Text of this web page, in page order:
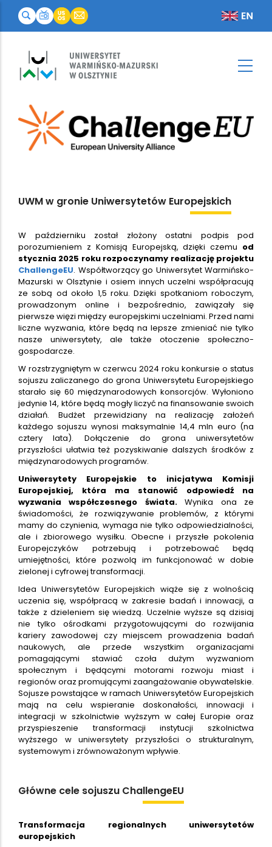
UWM w gronie Uniwersytetów Europejskich
W październiku został złożony ostatni podpis pod
porozumieniem z Komisją Europejską, dzięki czemu od
stycznia 2025 roku rozpoczynamy realizację projektu
ChallengeEU. Współtworzący go Uniwersytet Warmińsko-
Mazurski w Olsztynie i osiem innych uczelni współpracują
ze sobą od około 1,5 roku. Dzięki spotkaniom roboczym,
prowadzonym online i bezpośrednio, zawiązały się
pierwsze więzi między europejskimi uczelniami. Przed nami
liczne wyzwania, które będą na lepsze zmieniać nie tylko
nasze uniwersytety, ale także otoczenie społeczno-
gospodarcze.
W rozstrzygniętym w czerwcu 2024 roku konkursie o status
sojuszu zaliczanego do grona Uniwersytetu Europejskiego
starało się 60 międzynarodowych konsorcjów. Wyłoniono
jedynie 14, które będą mogły liczyć na finansowanie swoich
działań. Budżet przewidziany na realizację założeń
każdego sojuszu wynosi maksymalnie 14,4 mln euro (na
cztery lata). Dołączenie do grona uniwersytetów
przyszłości ułatwia też pozyskiwanie dalszych środków z
międzynarodowych programów.
Uniwersytety Europejskie to inicjatywa Komisji
Europejskiej, która ma stanowić odpowiedź na
wyzwania współczesnego świata.Wynika ona ze
świadomości, że rozwiązywanie problemów, z którymi
mamy do czynienia, wymaga nie tylko odpowiedzialności,
ale i zbiorowego wysiłku. Obecne i przyszłe pokolenia
Europejczyków potrzebują i potrzebować będą
umiejętności, które pozwolą im funkcjonować w dobie
zielonej i cyfrowej transformacji.
Idea Uniwersytetów Europejskich wiąże się z wolnością
uczenia się, współpracą w zakresie badań i innowacji, a
także z dzieleniem się wiedzą. Uczelnie wyższe są dzisiaj
nie tylko ośrodkami przygotowującymi do rozwijania
kariery zawodowej czy miejscem prowadzenia badań
naukowych, ale przede wszystkim organizacjami
pomagającymi stawiać czoła dużym wyzwaniom
społecznym i będącymi motorami rozwoju miast i
regionów oraz promującymi zaangażowanie obywatelskie.
Sojusze powstające w ramach Uniwersytetów Europejskich
mają na celu wspieranie doskonałości, innowacji i
integracji w szkolnictwie wyższym w całej Europie oraz
przyspieszenie transformacji instytucji szkolnictwa
wyższego w uniwersytety przyszłości o strukturalnym,
systemowym i zrównoważonym wpływie.
Główne cele sojuszu ChallengeEU
Transformacja regionalnych uniwersytetów
europejskich